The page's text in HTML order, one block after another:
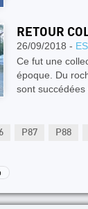
RETOUR
26/09/2018 -
Ce fut une
époque. Du
sont succédées
P87 P88